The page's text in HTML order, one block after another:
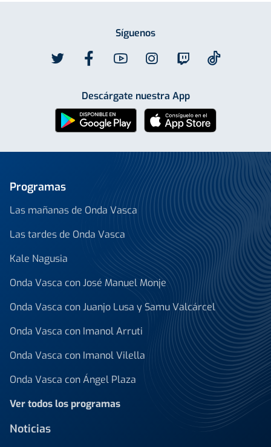
Síguenos
Descárgate nuestra App
Programas
Las mañanas de Onda Vasca
Las tardes de Onda Vasca
Kale Nagusia
Onda Vasca con José Manuel Monje
Onda Vasca con Juanjo Lusa y Samu Valcárcel
Onda Vasca con Imanol Arruti
Onda Vasca con Imanol Vilella
Onda Vasca con Ángel Plaza
Ver todos los programas
Noticias